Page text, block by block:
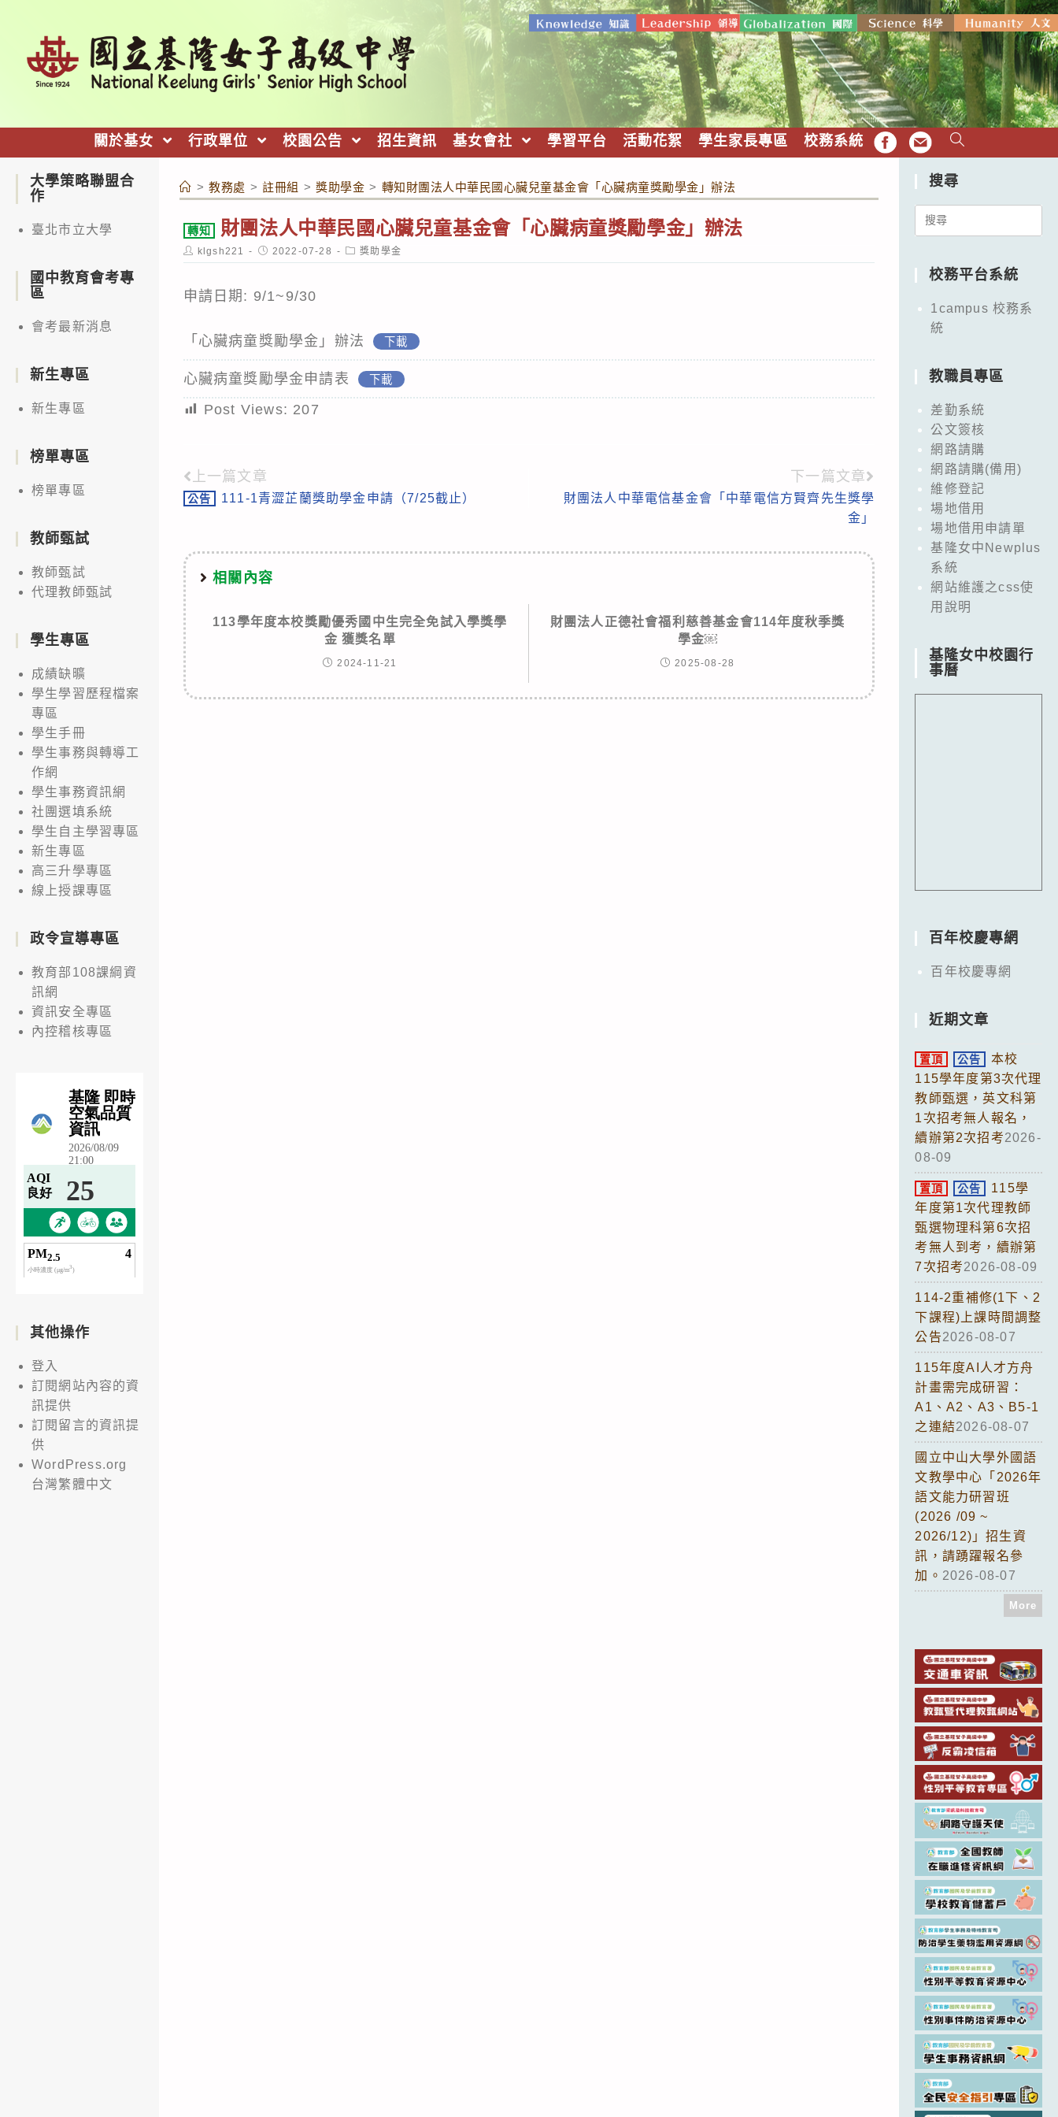
關於基女 行政單位 校園公告 招生資訊 基女會社 學習平台 活動花絮 學生家長專區 校務系統 FB EMAIL
> 教務處 > 註冊組 > 獎助學金 > 轉知財團法人中華民國心臟兒童基金會「心臟病童獎勵學金」辦法
轉知 財團法人中華民國心臟兒童基金會「心臟病童獎勵學金」辦法
Post
author:
klgsh221
Post
published:
2022-07-28
Post
category:
獎助學金
申請日期: 9/1~9/30
「心臟病童獎勵學金」辦法 下載
心臟病童獎勵學金申請表 下載
Post Views: 207
Read
more
上一篇文章
公告 111-1青澀芷蘭獎助學金申請（7/25截止）
下一篇文章
財團法人中華電信基金會「中華電信方賢齊先生獎學
金」
相關內容
113學年度本校獎勵優秀國中生完全免試入學獎學
金 獲獎名單
2024-11-21
財團法人正德社會福利慈善基金會114年度秋季獎
學金￼
2025-08-28
大學策略聯盟合
作
臺北市立大學
國中教育會考專
區
會考最新消息
新生專區
新生專區
榜單專區
榜單專區
教師甄試
教師甄試
代理教師甄試
學生專區
成績缺曠
學生學習歷程檔案
專區
學生手冊
學生事務與轉導工
作網
學生事務資訊網
社團選填系統
學生自主學習專區
新生專區
高三升學專區
線上授課專區
政令宣導專區
教育部108課綱資
訊網
資訊安全專區
內控稽核專區
其他操作
登入
訂閱網站內容的資
訊提供
訂閱留言的資訊提
供
WordPress.org
台灣繁體中文
搜尋
Search
校務平台系統
1campus 校務系
統
教職員專區
差勤系統
公文簽核
網路請購
網路請購(備用)
維修登記
場地借用
場地借用申請單
基隆女中Newplus
系統
網站維護之css使
用說明
基隆女中校園行
事曆
百年校慶專網
百年校慶專網
近期文章
置頂 公告
本校
115學年度第3次代理
教師甄選，英文科第
1次招考無人報名，
續辦第2次招考2026-
08-09
置頂 公告
115學
年度第1次代理教師
甄選物理科第6次招
考無人到考，續辦第
7次招考2026-08-09
114-2重補修(1下、2
下課程)上課時間調整
公告2026-08-07
115年度AI人才方舟
計畫需完成研習：
A1、A2、A3、B5-1
之連結2026-08-07
國立中山大學外國語
文教學中心「2026年
語文能力研習班
(2026 /09 ~
2026/12)」招生資
訊，請踴躍報名參
加。 2026-08-07
More